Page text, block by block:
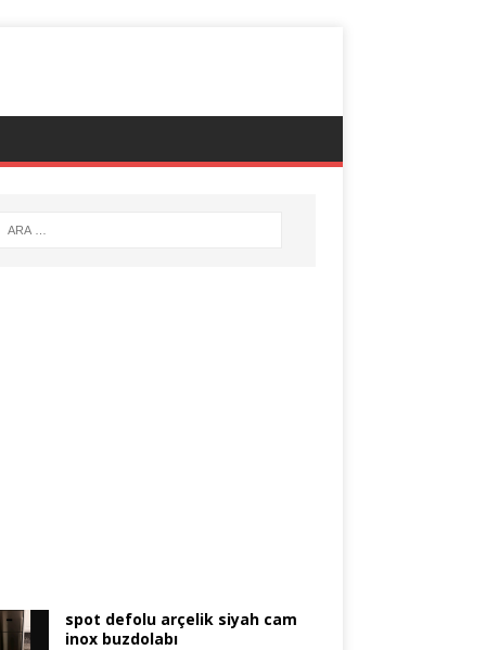
spot defolu arçelik siyah cam
inox buzdolabı